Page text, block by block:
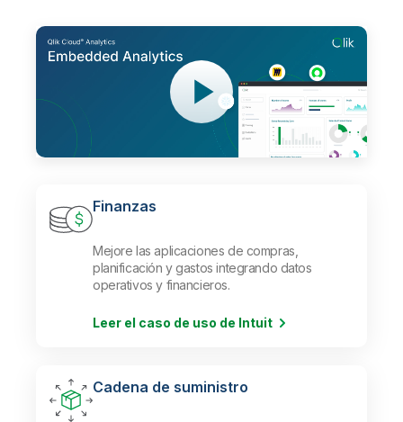
Finanzas
Mejore las aplicaciones de compras,
planificación y gastos integrando datos
operativos y financieros.
Leer el caso de uso de Intuit
Cadena de suministro